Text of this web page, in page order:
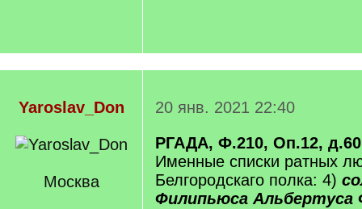
Yaroslav_Don
Москва
20 янв. 2021 22:40
РГАДА, Ф.210, Оп.12,
Именные списки ратных
Белгородскаго полка: 4)
Филипьюса Альбертуса